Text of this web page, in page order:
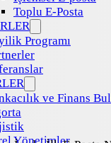
Toplu E-Posta
Programı
ve Finans